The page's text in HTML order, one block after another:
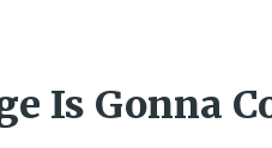
Is Gonna